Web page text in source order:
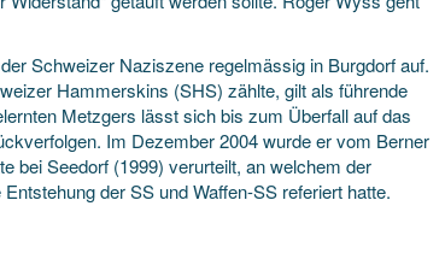
Schweizer Naziszene regelmässig in Burgdorf auf.
Hammerskins (SHS) zählte, gilt als führende
Metzgers lässt sich bis zum Überfall auf das
Im Dezember 2004 wurde er vom Berner
bei Seedorf (1999) verurteilt, an welchem der
der SS und Waffen-SS referiert hatte.